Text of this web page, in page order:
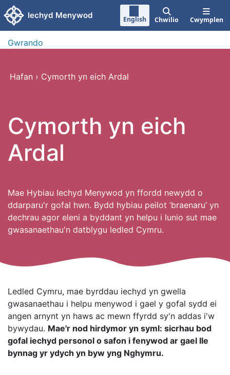
Neidio i'r prif gynnwy
Iechyd Menywod English Chwilio Cwymplen
Gwrando
Hafan › Cymorth yn eich Ardal
Cymorth yn eich
Ardal
Mae Hybiau Iechyd Menywod yn ffordd newydd o
ddarparu'r gofal hwn. Bydd hybiau peilot ‘braenaru’ yn
dechrau agor eleni a byddant yn helpu i lunio sut mae
gwasanaethau'n datblygu ledled Cymru.
Ledled Cymru, mae byrddau iechyd yn gwella
gwasanaethau i helpu menywod i gael y gofal sydd ei
angen arnynt yn haws ac mewn ffyrdd sy'n addas i'w
bywydau. Mae'r nod hirdymor yn syml: sicrhau bod
gofal iechyd personol o safon i fenywod ar gael lle
bynnag yr ydych yn byw yng Nghymru.